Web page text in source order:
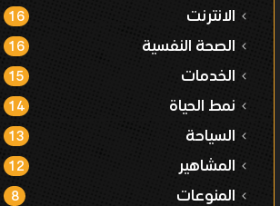
الانترنت 16
الصحة النفسية 16
الخدمات 15
نمط الحياة 14
السياحة 13
المشاهير 12
المنوعات 8